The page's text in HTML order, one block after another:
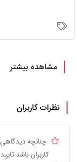
مشاهده بیشتر
نظرات کاربران
چنانچه
کاربران باشد